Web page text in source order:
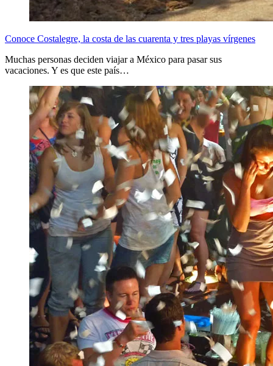
Conoce Costalegre, la costa de las cuarenta y tres playas vírgenes
Muchas personas deciden viajar a México para pasar sus
vacaciones. Y es que este país…